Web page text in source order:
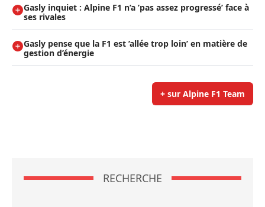
Gasly inquiet : Alpine F1 n’a ’pas assez progressé’ face à
ses rivales
Gasly pense que la F1 est ’allée trop loin’ en matière de
gestion d’énergie
+ sur Alpine F1 Team
RECHERCHE